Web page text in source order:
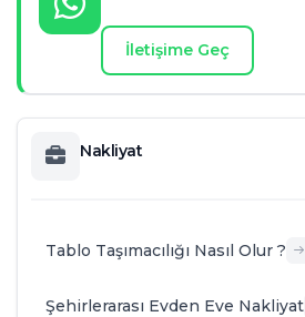
İletişime Geç
Nakliyat
Tablo Taşımacılığı Nasıl Olur ?
Şehirlerarası Evden Eve Nakliyat